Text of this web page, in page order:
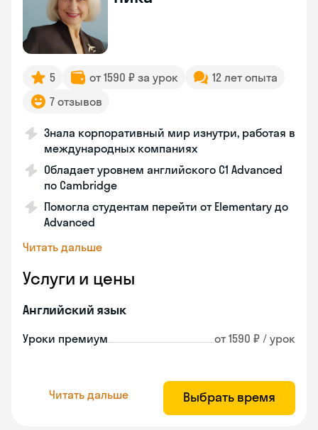
5 от 1590 ₽ за урок
12 лет опыта
7 отзывов
Знала корпоративный мир изнутри, работая в
международных компаниях
Обладает уровнем английского C1 Advanced
по Cambridge
Помогла студентам перейти от Elementary до
Advanced
Читать дальше
Услуги и цены
Английский язык
Уроки премиум от 1590 ₽ / урок
Читать дальше Выбрать время